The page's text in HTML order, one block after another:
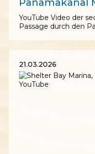
Panamakanal
YouTube Video der
Passage durch den
21.03.2026